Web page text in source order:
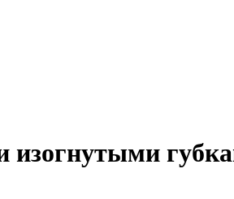
изогнутыми